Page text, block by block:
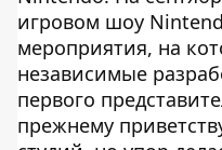
игровом шоу
мероприятия, на
независимые
первого
прежнему